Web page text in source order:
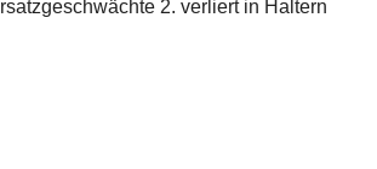
2. verliert in Haltern